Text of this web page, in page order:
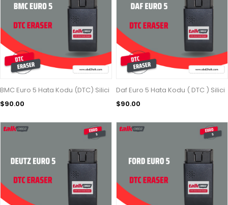
BMC Euro 5 Hata Kodu (DTC) Silici
$90.00
Daf Euro 5 Hata Kodu ( DTC ) Silici
$90.00